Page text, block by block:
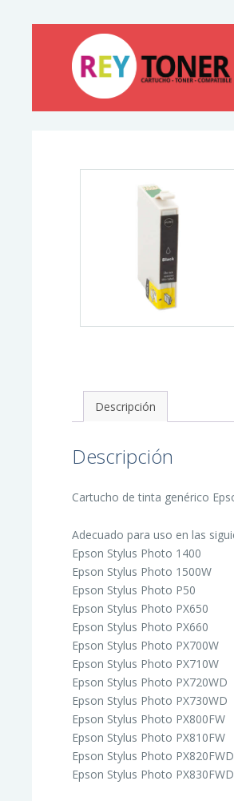
Descripción
Descripción
Cartucho de tinta genérico
Adecuado para uso en las
Epson Stylus Photo 1400
Epson Stylus Photo 1500W
Epson Stylus Photo P50
Epson Stylus Photo PX650
Epson Stylus Photo PX660
Epson Stylus Photo PX700W
Epson Stylus Photo PX710W
Epson Stylus Photo PX720WD
Epson Stylus Photo PX730WD
Epson Stylus Photo PX800FW
Epson Stylus Photo PX810FW
Epson Stylus Photo PX820FWD
Epson Stylus Photo PX830FWD